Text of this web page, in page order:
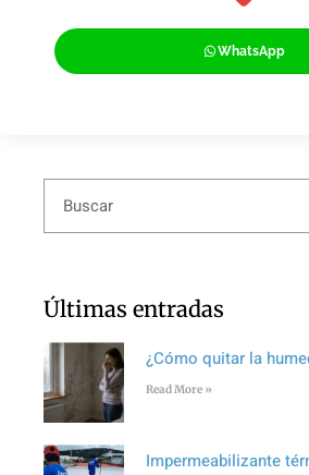
WhatsApp
Últimas entradas
¿Cómo quitar la
Read More »
Impermeabilizante